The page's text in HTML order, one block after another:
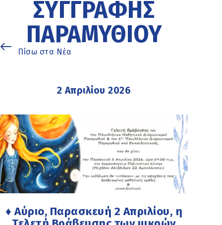
ΣΥΓΓΡΑΦΉΣ
ΠΑΡΑΜΥΘΙΟΎ
Πίσω στα Νέα
2 Απριλίου 2026
♦ Αύριο, Παρασκευή 2 Απριλίου, η